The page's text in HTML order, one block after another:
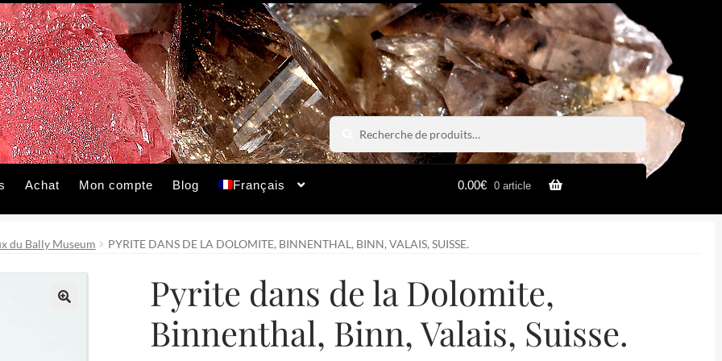
Recherche
pour :
Recherche
Achat Mon compte Blog Français 0.00€ 0 article
du Bally Museum PYRITE DANS DE LA DOLOMITE, BINNENTHAL, BINN, VALAIS, SUISSE.
Pyrite dans de la Dolomite,
Binnenthal, Binn, Valais, Suisse.